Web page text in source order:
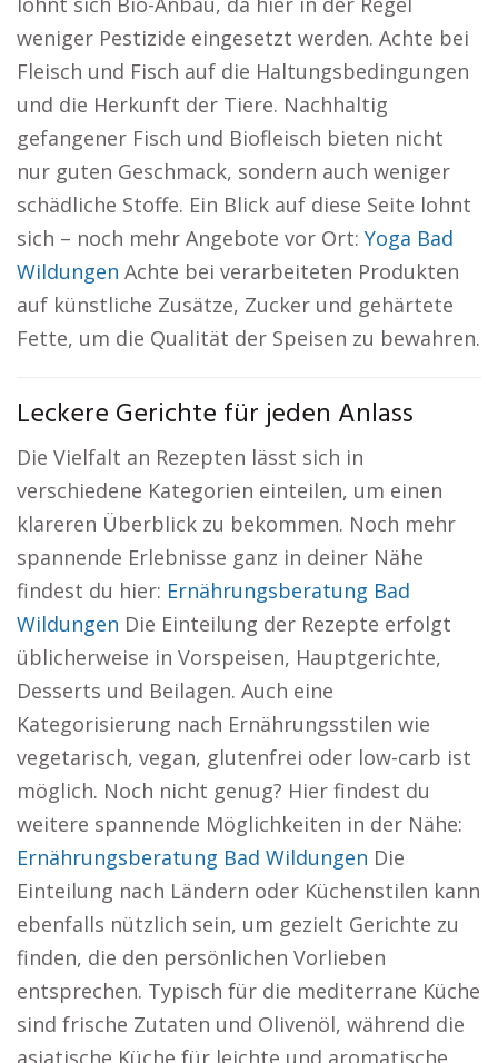
weniger Pestizide eingesetzt werden. Achte bei
Fleisch und Fisch auf die Haltungsbedingungen
und die Herkunft der Tiere. Nachhaltig
gefangener Fisch und Biofleisch bieten nicht
nur guten Geschmack, sondern auch weniger
schädliche Stoffe. Ein Blick auf diese Seite lohnt
sich – noch mehr Angebote vor Ort: Yoga Bad
Wildungen Achte bei verarbeiteten Produkten
auf künstliche Zusätze, Zucker und gehärtete
Fette, um die Qualität der Speisen zu bewahren.
Leckere Gerichte für jeden Anlass
Die Vielfalt an Rezepten lässt sich in
verschiedene Kategorien einteilen, um einen
klareren Überblick zu bekommen. Noch mehr
spannende Erlebnisse ganz in deiner Nähe
findest du hier: Ernährungsberatung Bad
Wildungen Die Einteilung der Rezepte erfolgt
üblicherweise in Vorspeisen, Hauptgerichte,
Desserts und Beilagen. Auch eine
Kategorisierung nach Ernährungsstilen wie
vegetarisch, vegan, glutenfrei oder low-carb ist
möglich. Noch nicht genug? Hier findest du
weitere spannende Möglichkeiten in der Nähe:
Ernährungsberatung Bad Wildungen Die
Einteilung nach Ländern oder Küchenstilen kann
ebenfalls nützlich sein, um gezielt Gerichte zu
finden, die den persönlichen Vorlieben
entsprechen. Typisch für die mediterrane Küche
sind frische Zutaten und Olivenöl, während die
asiatische Küche für leichte und aromatische